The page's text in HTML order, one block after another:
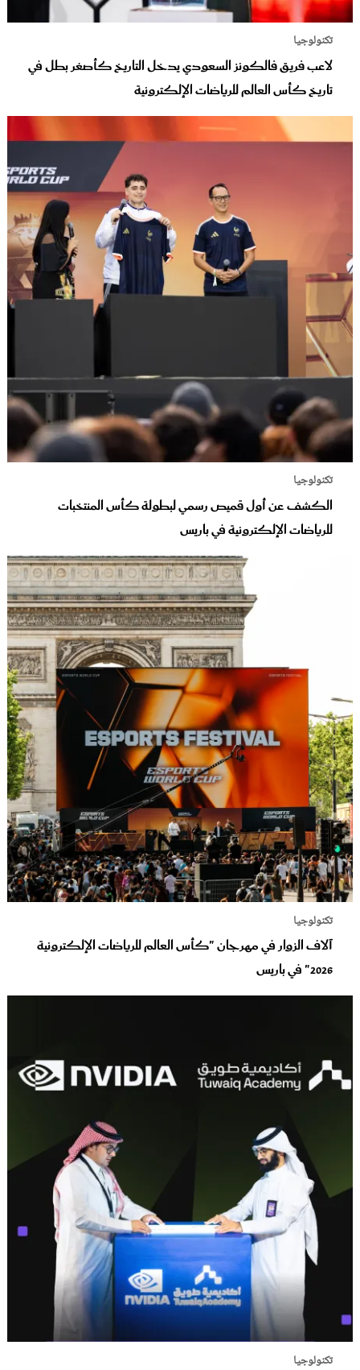
تكنولوجيا
لاعب فريق فالكونز السعودي يدخل التاريخ كأصغر بطل في
تاريخ كأس العالم للرياضات الإلكترونية
تكنولوجيا
الكشف عن أول قميص رسمي لبطولة كأس المنتخبات
للرياضات الإلكترونية في باريس
تكنولوجيا
آلاف الزوار في مهرجان "كأس العالم للرياضات الإلكترونية
2026" في باريس
تكنولوجيا